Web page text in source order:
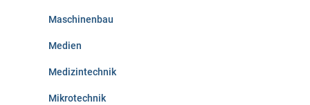
Maschinenbau
Medien
Medizintechnik
Mikrotechnik